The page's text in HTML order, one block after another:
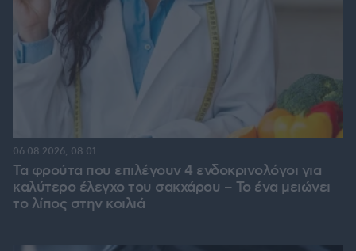
Τα φρούτα που επιλέγουν 4 ενδοκρινολόγοι για
καλύτερο έλεγχο του σακχάρου – Το ένα μειώνει
το λίπος στην κοιλιά
06.08.2026, 08:01